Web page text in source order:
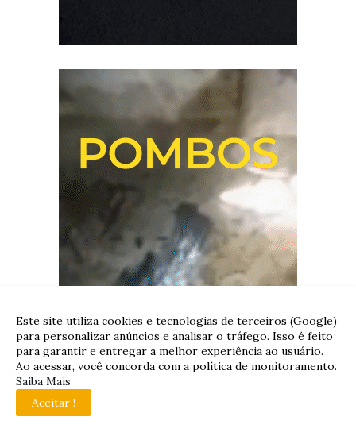
Este site utiliza cookies e tecnologias de terceiros (Google)
para personalizar anúncios e analisar o tráfego. Isso é feito
para garantir e entregar a melhor experiência ao usuário.
Ao acessar, você concorda com a política de monitoramento.
Saiba Mais
Aceitar !